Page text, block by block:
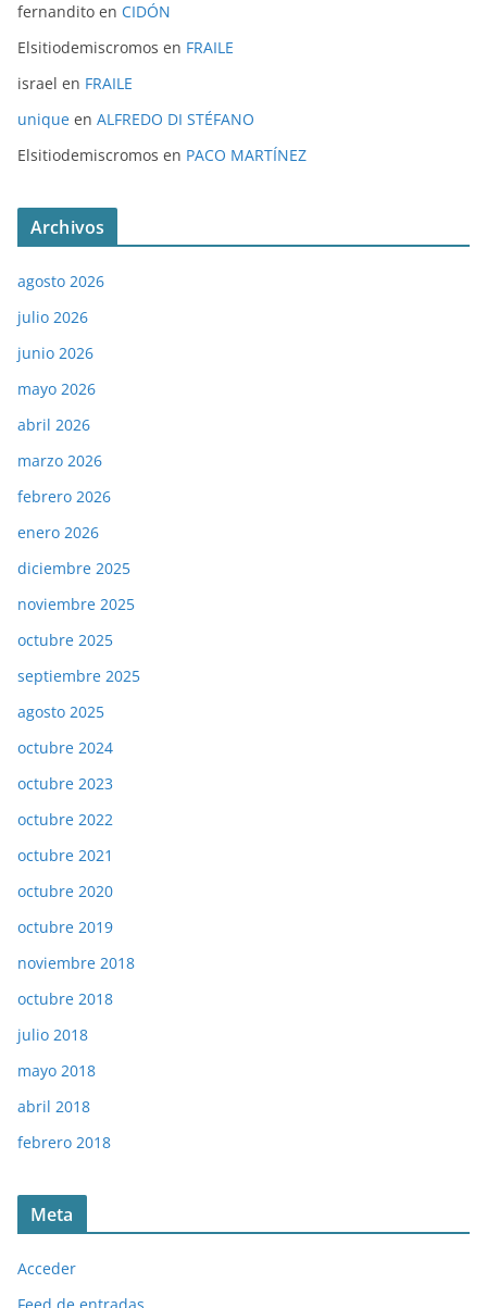
fernandito en CIDÓN
Elsitiodemiscromos en FRAILE
israel en FRAILE
unique en ALFREDO DI STÉFANO
Elsitiodemiscromos en PACO MARTÍNEZ
Archivos
agosto 2026
julio 2026
junio 2026
mayo 2026
abril 2026
marzo 2026
febrero 2026
enero 2026
diciembre 2025
noviembre 2025
octubre 2025
septiembre 2025
agosto 2025
octubre 2024
octubre 2023
octubre 2022
octubre 2021
octubre 2020
octubre 2019
noviembre 2018
octubre 2018
julio 2018
mayo 2018
abril 2018
febrero 2018
Meta
Acceder